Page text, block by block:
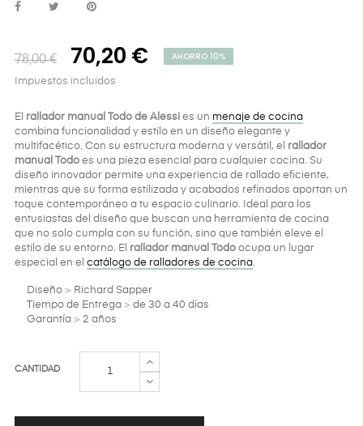
78,00 € 70,20 € AHORRO 10%
Impuestos incluidos
El rallador manual Todo de Alessi es un menaje de cocina
combina funcionalidad y estilo en un diseño elegante y
multifacético. Con su estructura moderna y versátil, el rallador
manual Todo es una pieza esencial para cualquier cocina. Su
diseño innovador permite una experiencia de rallado eficiente,
mientras que su forma estilizada y acabados refinados aportan un
toque contemporáneo a tu espacio culinario. Ideal para los
entusiastas del diseño que buscan una herramienta de cocina
que no solo cumpla con su función, sino que también eleve el
estilo de su entorno. El rallador manual Todo ocupa un lugar
especial en el catálogo de ralladores de cocina.
Diseño > Richard Sapper
Tiempo de Entrega > de 30 a 40 días
Garantía > 2 años
CANTIDAD